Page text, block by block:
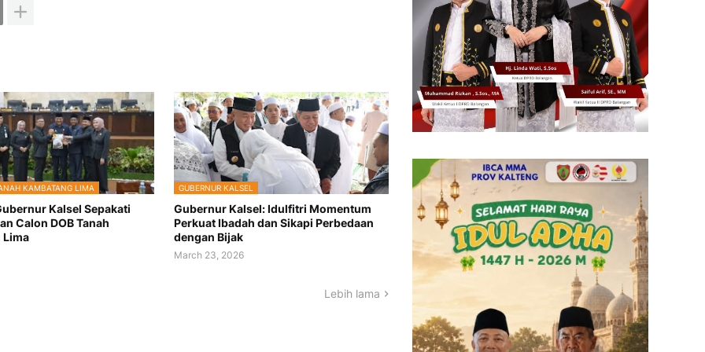
KAMBATANG LIMA
Kalsel Sepakati
Calon DOB Tanah
Lima
GUBERNUR KALSEL
Gubernur Kalsel: Idulfitri Momentum
Perkuat Ibadah dan Sikapi Perbedaan
dengan Bijak
March 23, 2026
Lebih lama